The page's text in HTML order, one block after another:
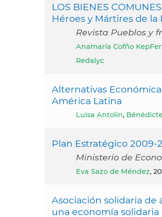
LOS BIENES
Héroes y Mártires de la
Revista Pueblos y
Anamaría Cofño KepFer
Redalyc
Alternativas
América Latina
Luisa Antolin,
Plan Estratégico 2009-
Ministerio de
Eva Sazo de Méndez,
Asociación solidaria de
una economía solidaria